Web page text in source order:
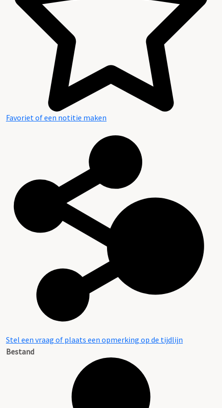
Favoriet of een notitie maken
Stel een vraag of plaats een opmerking op de tijdlijn
Bestand